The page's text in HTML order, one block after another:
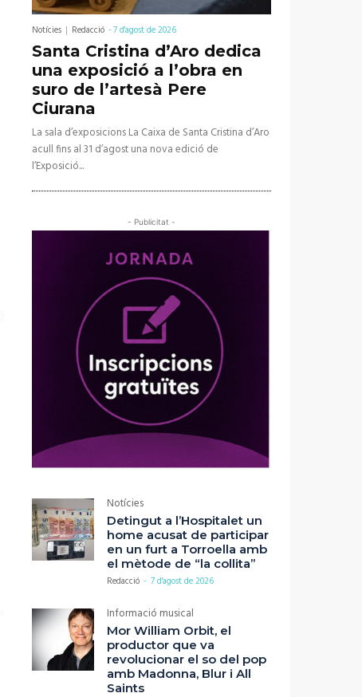
Notícies Redacció -7 d'agost de 2026
Santa Cristina d’Aro dedica
una exposició a l’obra en
suro de l’artesà Pere
Ciurana
La sala d’exposicions La Caixa de Santa Cristina d’Aro
acull fins al 31 d’agost una nova edició de
l’Exposició...
- Publicitat -
Notícies
Detingut a l’Hospitalet un
home acusat de participar
en un furt a Torroella amb
el mètode de “la collita”
Redacció - 7 d'agost de 2026
Informació musical
Mor William Orbit, el
productor que va
revolucionar el so del pop
amb Madonna, Blur i All
Saints